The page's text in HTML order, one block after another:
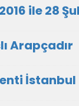
ile 28
Arapçadır
İstanbul